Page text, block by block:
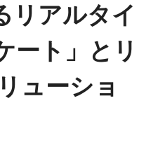
リアルタイ
ート」とリ
ューショ